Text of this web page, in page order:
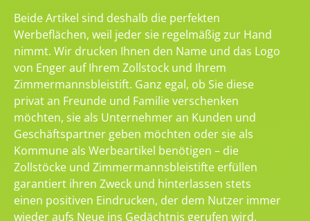
Beide Artikel sind deshalb die perfekten
Werbeflächen, weil jeder sie regelmäßig zur Hand
nimmt. Wir drucken Ihnen den Name und das Logo
von Enger auf Ihrem Zollstock und Ihrem
Zimmermannsbleistift. Ganz egal, ob Sie diese
privat an Freunde und Familie verschenken
möchten, sie als Unternehmer an Kunden und
Geschäftspartner geben möchten oder sie als
Kommune als Werbeartikel benötigen – die
Zollstöcke und Zimmermannsbleistifte erfüllen
garantiert ihren Zweck und hinterlassen stets
einen positiven Eindrucken, der dem Nutzer immer
wieder aufs Neue ins Gedächtnis gerufen wird.